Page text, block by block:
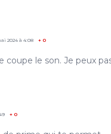
2024 à 4:08 + 0
coupe le son. Je peux
+ 0